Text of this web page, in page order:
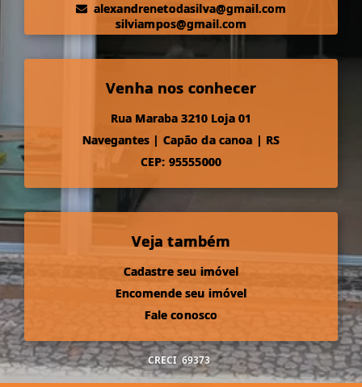
alexandrenetodasilva@gmail.com
silviampos@gmail.com
Venha nos conhecer
Rua Maraba 3210 Loja 01
Navegantes | Capão da canoa | RS
CEP: 95555000
Veja também
Cadastre seu imóvel
Encomende seu imóvel
Fale conosco
CRECI 69373